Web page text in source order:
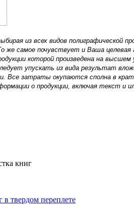
из всех видов полиграфической
же самое почувствует и Ваша целевая
которой произведена на
упускать из вида результат
Все затраты окупаются сполна в
о продукции, включая текст и
книг
в твердом переплете